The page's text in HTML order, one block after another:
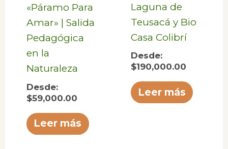
«Páramo Para
Amar» | Salida
Pedagógica
en la
Naturaleza
Desde:
$59,000.00
Leer más
Laguna de
Teusacá y Bio
Casa Colibrí
Desde:
$190,000.00
Leer más